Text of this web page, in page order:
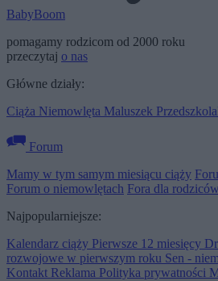
BabyBoom
pomagamy rodzicom od 2000 roku
przeczytaj o nas
Główne działy:
Ciąża Niemowlęta Maluszek
Forum
Mamy w tym samym miesiącu ciąży
Forum o niemowlętach Fora dla rodziców
Najpopularniejsze:
Kalendarz ciąży Pierwsze 12 miesięcy
rozwojowe w pierwszym roku Sen -
Kontakt Reklama Polityka prywatności